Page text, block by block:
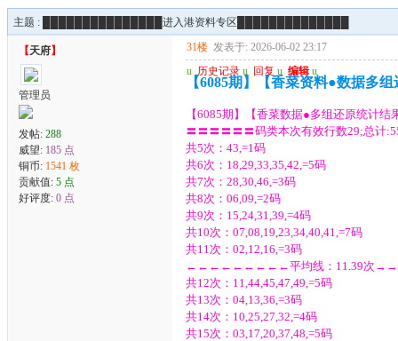
主题 : ███████████████进入港资料专区██████████████
【天府】
管理员
发帖: 288
威望: 185 点
铜币: 1541 枚
贡献值: 5 点
好评度: 0 点
31楼 发表于: 2026-06-02 23:17
u 历史记录 u 回复 u 编辑 u
【6085期】【香菜资料●数据多
【6085期】【香菜数据●多组还原统计结
〓〓〓〓〓〓码类本次有效行数29;总计
共5次：43,=1码
共6次：18,29,33,35,42,=5码
共7次：28,30,46,=3码
共8次：06,09,=2码
共9次：15,24,31,39,=4码
共10次：07,08,19,23,34,40,41,=7码
共11次：02,12,16,=3码
←←←←←←←←←平均线：11.39
共12次：11,44,45,47,49,=5码
共13次：04,13,36,=3码
共14次：10,25,27,32,=4码
共15次：03,17,20,37,48,=5码